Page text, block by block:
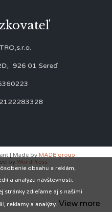
926 01 Sereď
| Made by MADE group
by WordPress
obsahu a reklám,
a analýzu návštevnosti.
stránky zdieľame aj s našimi
reklamy a analýzy. View more